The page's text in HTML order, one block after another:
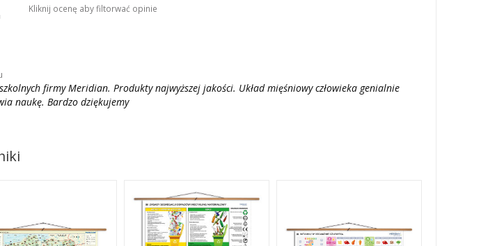
Kliknij ocenę aby filtorwać opinie
firmy Meridian. Produkty najwyższej jakości. Układ mięśniowy człowieka genialnie
naukę. Bardzo dziękujemy